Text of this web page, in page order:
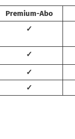
Premium-Abo
✓
✓
✓
✓